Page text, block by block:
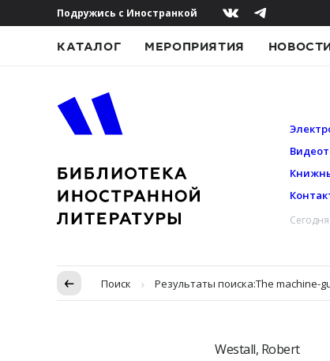
Подружись с Иностранкой
КАТАЛОГ МЕРОПРИЯТИЯ
Пропуск в контексте
Поиск Результаты поиска:The machine-
Westall, Robert